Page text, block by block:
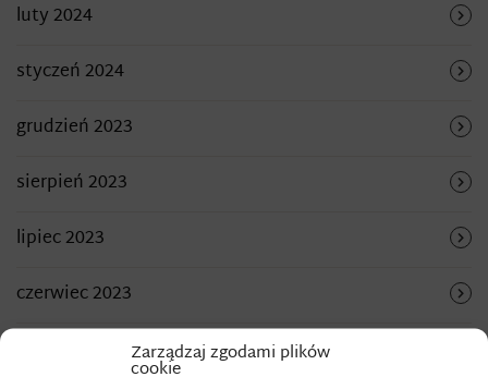
Zarządzaj zgodami plików
cookie
luty 2024
styczeń 2024
grudzień 2023
sierpień 2023
lipiec 2023
czerwiec 2023